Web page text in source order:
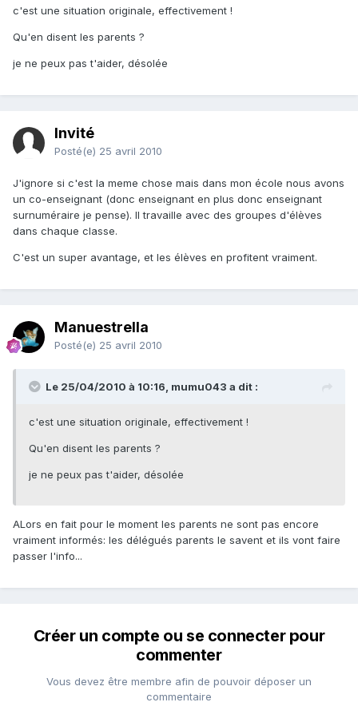
c'est une situation originale, effectivement !
Qu'en disent les parents ?
je ne peux pas t'aider, désolée
Invité
Posté(e) 25 avril 2010
J'ignore si c'est la meme chose mais dans mon école nous avons
un co-enseignant (donc enseignant en plus donc enseignant
surnuméraire je pense). Il travaille avec des groupes d'élèves
dans chaque classe.
C'est un super avantage, et les élèves en profitent vraiment.
Manuestrella
Posté(e) 25 avril 2010
Le 25/04/2010 à 10:16, mumu043 a dit :
c'est une situation originale, effectivement !
Qu'en disent les parents ?
je ne peux pas t'aider, désolée
ALors en fait pour le moment les parents ne sont pas encore
vraiment informés: les délégués parents le savent et ils vont faire
passer l'info...
Créer un compte ou se connecter pour
commenter
Vous devez être membre afin de pouvoir déposer un
commentaire